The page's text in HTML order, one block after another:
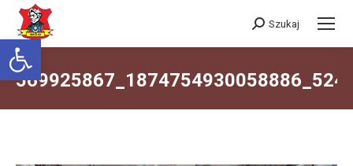
Otwórz pasek narzędzi
Szukaj:
Szukaj